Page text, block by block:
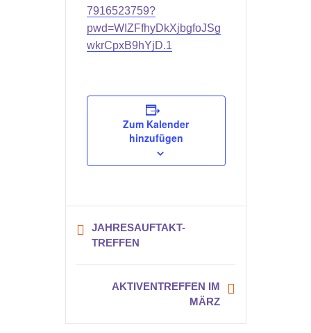
7916523759?
pwd=WIZFfhyDkXjbgfoJSg
wkrCpxB9hYjD.1
Zum Kalender
hinzufügen
JAHRESAUFTAKT-
TREFFEN
AKTIVENTREFFEN IM
MÄRZ